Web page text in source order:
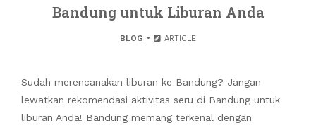
Bandung untuk Liburan Anda
BLOG ARTICLE
Sudah merencanakan liburan ke Bandung? Jangan
lewatkan rekomendasi aktivitas seru di Bandung untuk
liburan Anda! Bandung memang terkenal dengan